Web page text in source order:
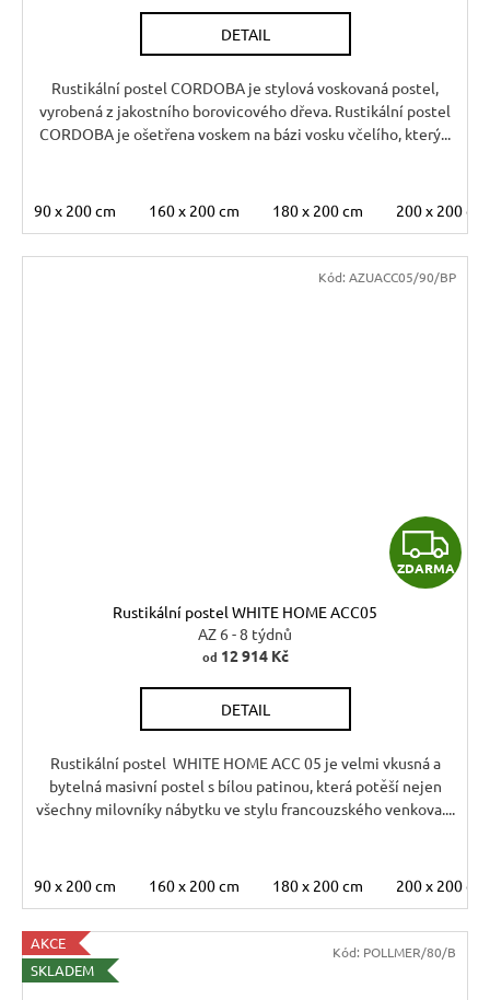
A
DETAIL
Rustikální postel CORDOBA je stylová voskovaná postel,
vyrobená z jakostního borovicového dřeva. Rustikální postel
CORDOBA je ošetřena voskem na bázi vosku včelího, který...
90 x 200 cm 160 x 200 cm 180 x 200 cm 200 x 200 cm
Z
D
ZDARMA
Rustikální postel WHITE HOME ACC05
AZ 6 - 8 týdnů
od 12 914 Kč
DETAIL
Rustikální postel WHITE HOME ACC 05 je velmi vkusná a
bytelná masivní postel s bílou patinou, která potěší nejen
všechny milovníky nábytku ve stylu francouzského venkova....
90 x 200 cm 160 x 200 cm 180 x 200 cm 200 x 200 cm
Kód: AZUACC05/90/BP
AKCE
SKLADEM
Kód: POLLMER/80/B